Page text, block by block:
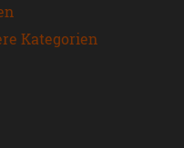
Kategorien